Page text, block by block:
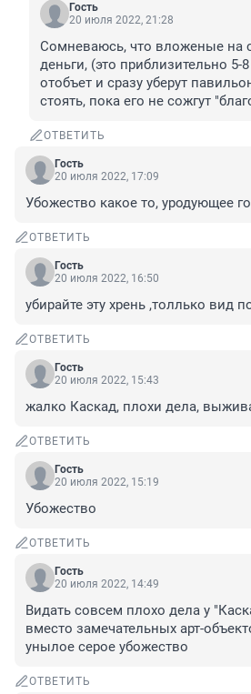
Гость
20 июля 2022, 21:28
Сомневаюсь, что вложеные на
деньги, (это приблизительно 5-
отобъет и сразу уберут
стоять, пока его не сожгут
ОТВЕТИТЬ
Гость
20 июля 2022, 17:09
Убожество какое то, уродующее
ОТВЕТИТЬ
Гость
20 июля 2022, 16:50
убирайте эту хрень ,толлько вид
ОТВЕТИТЬ
Гость
20 июля 2022, 15:43
жалко Каскад, плохи дела,
ОТВЕТИТЬ
Гость
20 июля 2022, 15:19
Убожество
ОТВЕТИТЬ
Гость
20 июля 2022, 14:49
Видать совсем плохо дела у
вместо замечательных арт-
унылое серое убожество
ОТВЕТИТЬ